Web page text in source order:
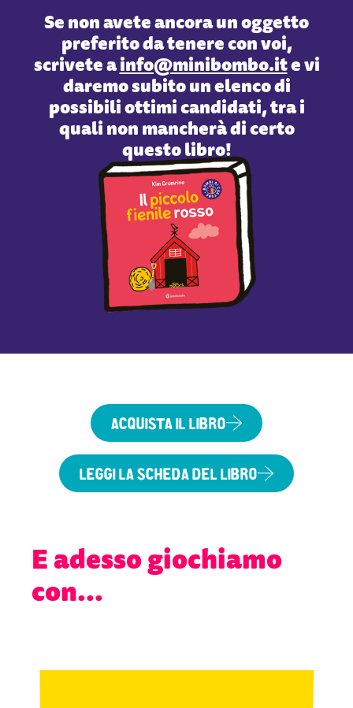
Se non avete ancora un oggetto
preferito da tenere con voi,
scrivete ainfo@minibombo.ite vi
daremo subito un elenco di
possibili ottimi candidati, tra i
quali non mancherà di certo
questo libro!
ACQUISTA IL LIBRO
LEGGI LA SCHEDA DEL LIBRO
E adesso giochiamo
con...